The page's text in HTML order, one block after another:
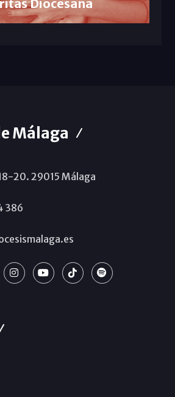
Málaga
20. 29015 Málaga
386